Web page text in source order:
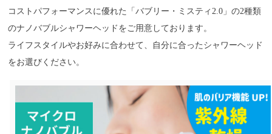
コストパフォーマンスに優れた「バブリー・ミスティ2.0」の2種類
のナノバブルシャワーヘッドをご用意しております。
ライフスタイルやお好みに合わせて、自分に合ったシャワーヘッド
をお選びください。